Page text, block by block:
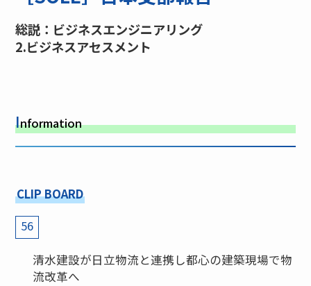
総説：ビジネスエンジニアリング
2.ビジネスアセスメント
Information
CLIP BOARD
56
清水建設が日立物流と連携し都心の建築現場で物
流改革へ